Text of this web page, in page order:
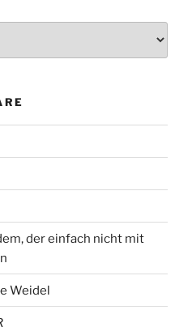
der einfach nicht mit
Weidel